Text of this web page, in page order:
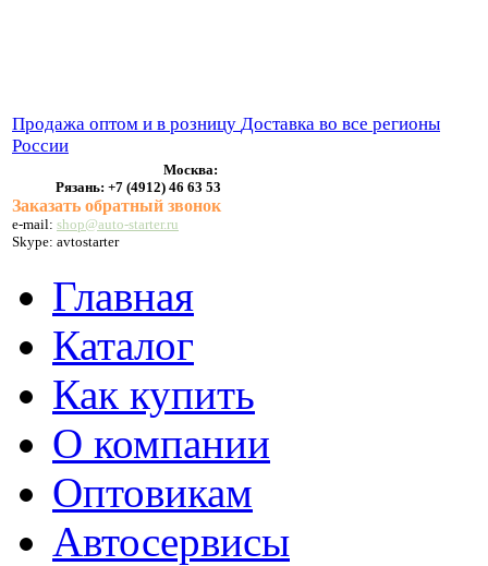
Продажа оптом и в розницу Доставка во все регионы
России
Москва:
Рязань: +7 (4912) 46 63 53
Заказать обратный звонок
e-mail: shop@auto-starter.ru
Skype: avtostarter
Главная
Каталог
Как купить
О компании
Оптовикам
Автосервисы